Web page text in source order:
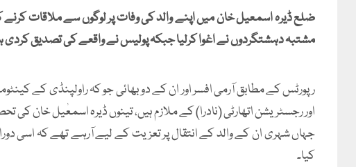
ضلع ڈیرہ اسمعیل خان میں اپنے والد کی وفات پر لوگوں سے ملاقات
مشتبہ دہشتگردوں نے اغوا کرلیا جبکہ پولیس نے واقعے کی تصدیق
رپورٹس کے مطابق آرمی افسر اور ان کے دو بھائی جو کہ راولپنڈی کے
اور رجسٹریشن اتھارٹی (نادرا) کے ملازم ہیں، تینوں ڈیرہ اسمعٰیل
جہاں شہری ان کے والد کے انتقال پر تعزیت کے لیے آرہے تھے کہ اسی
کیا۔